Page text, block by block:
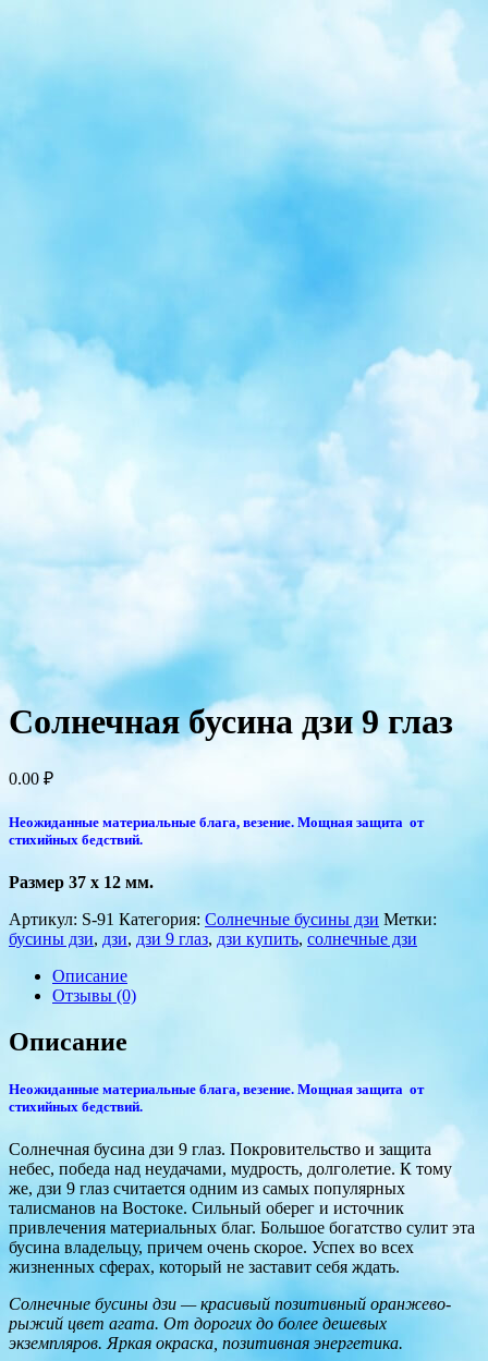
Солнечная бусина дзи 9 глаз
0.00 ₽
Неожиданные материальные блага, везение. Мощная защита от
стихийных бедствий.
Размер 37 x 12 мм.
Артикул: S-91 Категория: Солнечные бусины дзи Метки:
бусины дзи, дзи, дзи 9 глаз, дзи купить, солнечные дзи
Описание
Отзывы (0)
Описание
Неожиданные материальные блага, везение. Мощная защита от
стихийных бедствий.
Солнечная бусина дзи 9 глаз. Покровительство и защита
небес, победа над неудачами, мудрость, долголетие. К тому
же, дзи 9 глаз считается одним из самых популярных
талисманов на Востоке. Сильный оберег и источник
привлечения материальных благ. Большое богатство сулит эта
бусина владельцу, причем очень скорое. Успех во всех
жизненных сферах, который не заставит себя ждать.
Солнечные бусины дзи — красивый позитивный оранжево-
рыжий цвет агата. От дорогих до более дешевых
экземпляров. Яркая окраска, позитивная энергетика.